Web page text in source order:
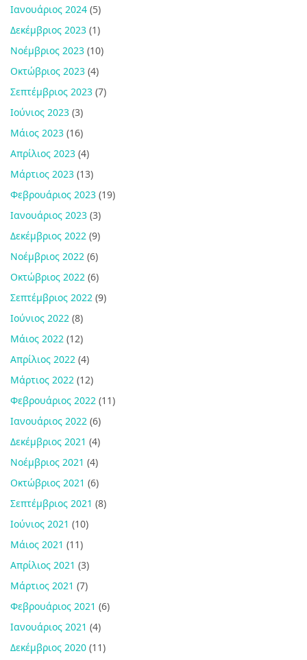
Ιανουάριος 2024 (5)
Δεκέμβριος 2023 (1)
Νοέμβριος 2023 (10)
Οκτώβριος 2023 (4)
Σεπτέμβριος 2023 (7)
Ιούνιος 2023 (3)
Μάιος 2023 (16)
Απρίλιος 2023 (4)
Μάρτιος 2023 (13)
Φεβρουάριος 2023 (19)
Ιανουάριος 2023 (3)
Δεκέμβριος 2022 (9)
Νοέμβριος 2022 (6)
Οκτώβριος 2022 (6)
Σεπτέμβριος 2022 (9)
Ιούνιος 2022 (8)
Μάιος 2022 (12)
Απρίλιος 2022 (4)
Μάρτιος 2022 (12)
Φεβρουάριος 2022 (11)
Ιανουάριος 2022 (6)
Δεκέμβριος 2021 (4)
Νοέμβριος 2021 (4)
Οκτώβριος 2021 (6)
Σεπτέμβριος 2021 (8)
Ιούνιος 2021 (10)
Μάιος 2021 (11)
Απρίλιος 2021 (3)
Μάρτιος 2021 (7)
Φεβρουάριος 2021 (6)
Ιανουάριος 2021 (4)
Δεκέμβριος 2020 (11)